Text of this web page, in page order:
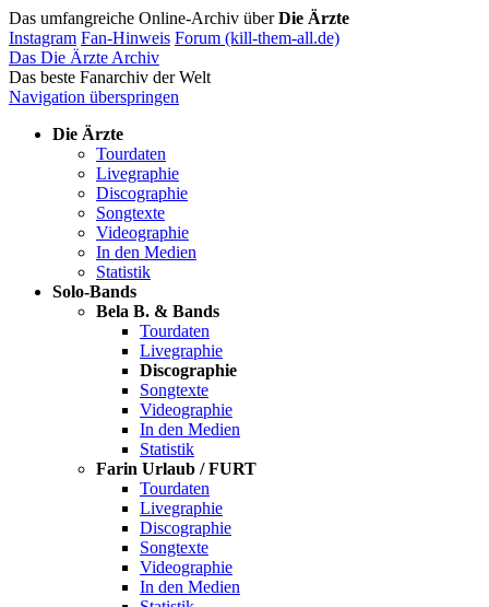
Das umfangreiche Online-Archiv überDie Ärzte
Instagram Fan-Hinweis Forum (kill-them-all.de)
Das Die Ärzte Archiv
Das beste Fanarchiv der Welt
Navigation überspringen
Die Ärzte
Tourdaten
Livegraphie
Discographie
Songtexte
Videographie
In den Medien
Statistik
Solo-Bands
Bela B. & Bands
Tourdaten
Livegraphie
Discographie
Songtexte
Videographie
In den Medien
Statistik
Farin Urlaub / FURT
Tourdaten
Livegraphie
Discographie
Songtexte
Videographie
In den Medien